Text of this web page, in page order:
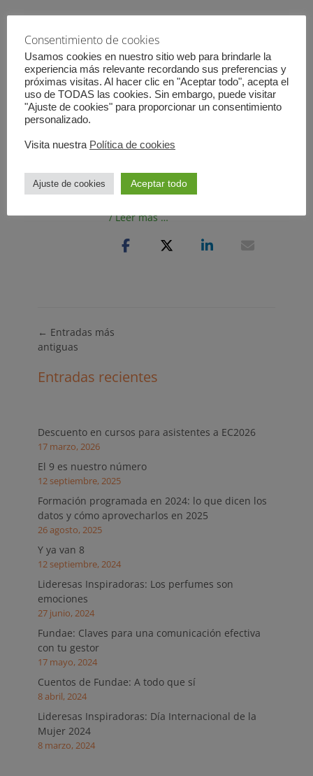
Cuentos de Fundae: Que
viene el Coco
Publicado
21 febrero, 2024
Deja un
comentario
¿Todo vale cuando vendemos un
estrategia del miedo funciona?
Hablemos de formación y la
/ Leer más …
Navegación
de
← Entradas más
antiguas
Entradas recientes
Descuento en cursos para asistentes a EC2026
17 marzo, 2026
El 9 es nuestro número
12 septiembre, 2025
Formación programada en 2024: lo que dicen los
datos y cómo aprovecharlos en 2025
26 agosto, 2025
Y ya van 8
12 septiembre, 2024
Lideresas Inspiradoras: Los perfumes son
emociones
27 junio, 2024
Fundae: Claves para una comunicación efectiva
con tu gestor
17 mayo, 2024
Cuentos de Fundae: A todo que sí
8 abril, 2024
Lideresas Inspiradoras: Día Internacional de la
Mujer 2024
8 marzo, 2024
Consentimiento de cookies
Usamos cookies en nuestro sitio web para brindarle la
experiencia más relevante recordando sus preferencias y
próximas visitas. Al hacer clic en "Aceptar todo", acepta el
uso de TODAS las cookies. Sin embargo, puede visitar
"Ajuste de cookies" para proporcionar un consentimiento
personalizado.
Visita nuestra Política de cookies
Ajuste de cookies Aceptar todo